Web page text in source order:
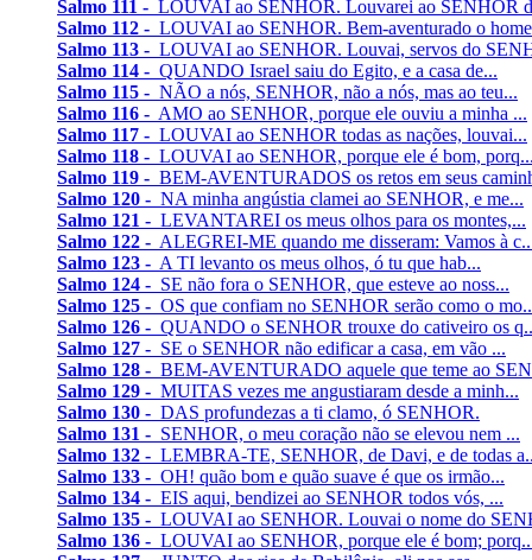
Salmo 111 - LOUVAI ao SENHOR. Louvarei ao SENHOR
Salmo 112 - LOUVAI ao SENHOR. Bem-aventurado o
Salmo 113 - LOUVAI ao SENHOR. Louvai, servos do
Salmo 114 - QUANDO Israel saiu do Egito, e a casa de...
Salmo 115 - NÃO a nós, SENHOR, não a nós, mas ao teu...
Salmo 116 - AMO ao SENHOR, porque ele ouviu a minha ...
Salmo 117 - LOUVAI ao SENHOR todas as nações, louvai...
Salmo 118 - LOUVAI ao SENHOR, porque ele é bom, porq...
Salmo 119 - BEM-AVENTURADOS os retos em seus
Salmo 120 - NA minha angústia clamei ao SENHOR, e me...
Salmo 121 - LEVANTAREI os meus olhos para os montes,...
Salmo 122 - ALEGREI-ME quando me disseram: Vamos à
Salmo 123 - A TI levanto os meus olhos, ó tu que hab...
Salmo 124 - SE não fora o SENHOR, que esteve ao noss...
Salmo 125 - OS que confiam no SENHOR serão como o
Salmo 126 - QUANDO o SENHOR trouxe do cativeiro os
Salmo 127 - SE o SENHOR não edificar a casa, em vão ...
Salmo 128 - BEM-AVENTURADO aquele que teme ao
Salmo 129 - MUITAS vezes me angustiaram desde a minh...
Salmo 130 - DAS profundezas a ti clamo, ó SENHOR.
Salmo 131 - SENHOR, o meu coração não se elevou nem ...
Salmo 132 - LEMBRA-TE, SENHOR, de Davi, e de todas
Salmo 133 - OH! quão bom e quão suave é que os irmão...
Salmo 134 - EIS aqui, bendizei ao SENHOR todos vós, ...
Salmo 135 - LOUVAI ao SENHOR. Louvai o nome do
Salmo 136 - LOUVAI ao SENHOR, porque ele é bom;